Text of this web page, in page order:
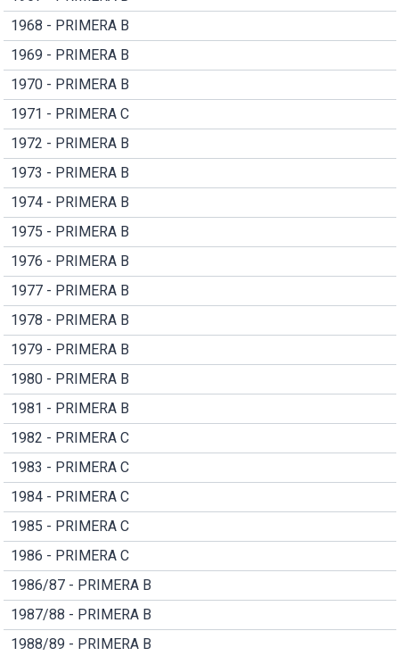
1968 - PRIMERA B
1969 - PRIMERA B
1970 - PRIMERA B
1971 - PRIMERA C
1972 - PRIMERA B
1973 - PRIMERA B
1974 - PRIMERA B
1975 - PRIMERA B
1976 - PRIMERA B
1977 - PRIMERA B
1978 - PRIMERA B
1979 - PRIMERA B
1980 - PRIMERA B
1981 - PRIMERA B
1982 - PRIMERA C
1983 - PRIMERA C
1984 - PRIMERA C
1985 - PRIMERA C
1986 - PRIMERA C
1986/87 - PRIMERA B
1987/88 - PRIMERA B
1988/89 - PRIMERA B